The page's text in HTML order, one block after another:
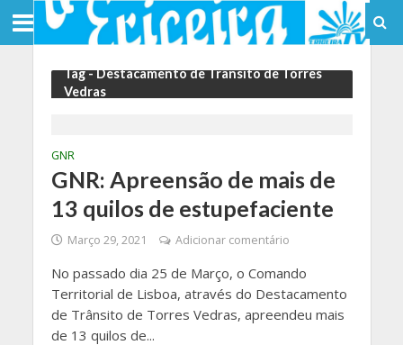
Tag - Destacamento de Trânsito de Torres
Vedras
GNR
GNR: Apreensão de mais de
13 quilos de estupefaciente
Março 29, 2021 Adicionar comentário
No passado dia 25 de Março, o Comando
Territorial de Lisboa, através do Destacamento
de Trânsito de Torres Vedras, apreendeu mais
de 13 quilos de...